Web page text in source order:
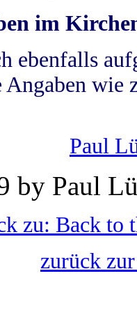
im
ebenfalls
wie
Paul
by Paul
zu: Back to
zurück